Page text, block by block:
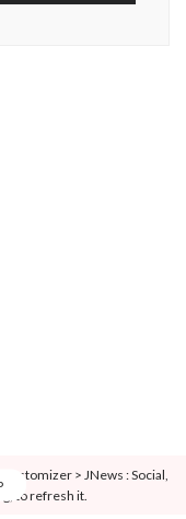
> JNews : Social,
to refresh it.